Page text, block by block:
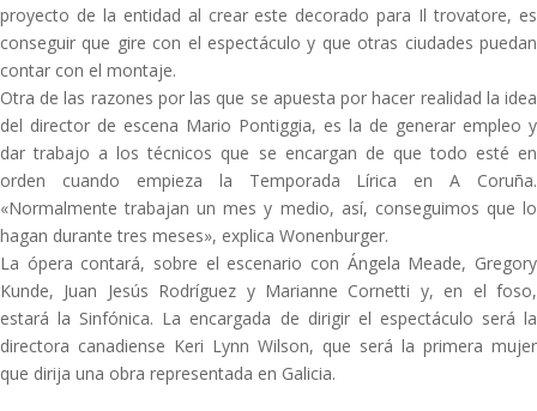
proyecto de la entidad al crear este decorado para Il trovatore, es
conseguir que gire con el espectáculo y que otras ciudades puedan
contar con el montaje.
Otra de las razones por las que se apuesta por hacer realidad la idea
del director de escena Mario Pontiggia, es la de generar empleo y
dar trabajo a los técnicos que se encargan de que todo esté en
orden cuando empieza la Temporada Lírica en A Coruña.
«Normalmente trabajan un mes y medio, así, conseguimos que lo
hagan durante tres meses», explica Wonenburger.
La ópera contará, sobre el escenario con Ángela Meade, Gregory
Kunde, Juan Jesús Rodríguez y Marianne Cornetti y, en el foso,
estará la Sinfónica. La encargada de dirigir el espectáculo será la
directora canadiense Keri Lynn Wilson, que será la primera mujer
que dirija una obra representada en Galicia.